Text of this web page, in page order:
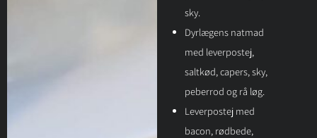
sky.
Dyrlægens natmad
med leverpostej,
saltkød, capers, sky,
peberrod og rå løg.
Leverpostej med
bacon, rødbede,